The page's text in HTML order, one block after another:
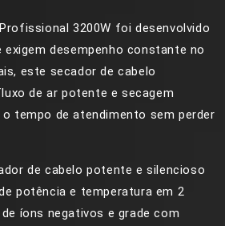
3200W foi desenvolvido
exigem desempenho constante no
este secador de cabelo
de ar potente e secagem
tempo de atendimento sem perder
de cabelo potente e silencioso
potência e temperatura em 2
íons negativos e grade com